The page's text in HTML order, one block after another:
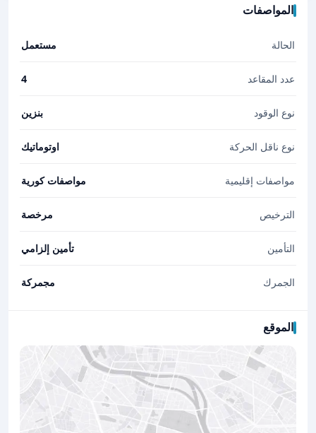
المواصفات
الحالة مستعمل
عدد المقاعد 4
نوع الوقود بنزين
نوع ناقل الحركة اوتوماتيك
مواصفات إقليمية مواصفات كورية
الترخيص مرخصة
التأمين تأمين إلزامي
الجمرك مجمركة
الموقع